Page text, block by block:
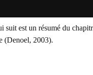
suit est un résumé du
(Denoel, 2003).